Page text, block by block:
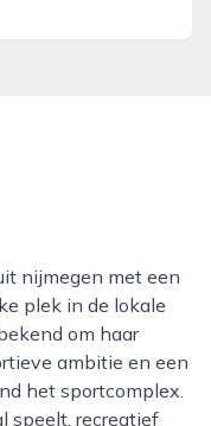
plek in de lokale
om haar
ambitie en een
het sportcomplex.
speelt, recreatief